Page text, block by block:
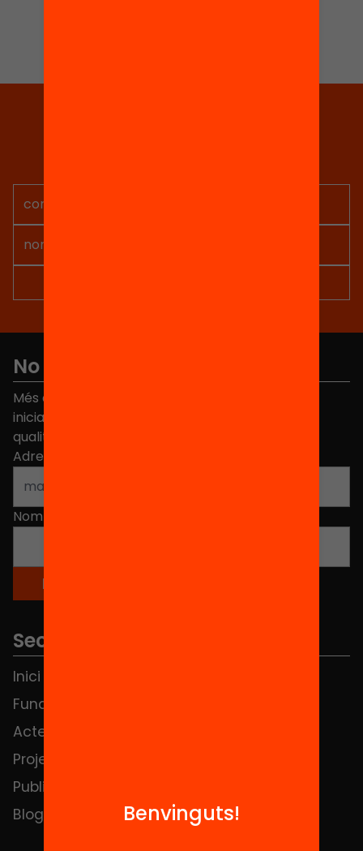
No et perdis res
Més de 40.000 persones ja han triat Equitat. Rep
iniciatives, propostes i projectes per millorar la
qualitat de l'educació a Catalunya.
Adreça electrònica
Nom
Seccions
Inici
Fundació
Actes
Projectes
Publicacions i vídeos
Blog
Benvinguts!